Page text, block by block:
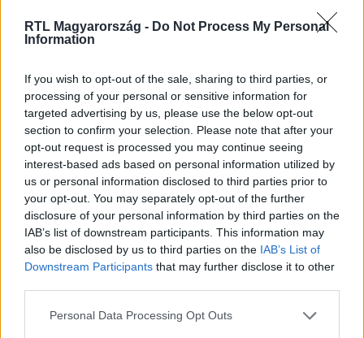
RTL Magyarország - Do Not Process My Personal
Information
If you wish to opt-out of the sale, sharing to third parties, or
processing of your personal or sensitive information for
targeted advertising by us, please use the below opt-out
section to confirm your selection. Please note that after your
opt-out request is processed you may continue seeing
interest-based ads based on personal information utilized by
us or personal information disclosed to third parties prior to
your opt-out. You may separately opt-out of the further
disclosure of your personal information by third parties on the
IAB’s list of downstream participants. This information may
also be disclosed by us to third parties on the IAB’s List of
Downstream Participants that may further disclose it to other
Please note that this website/app uses one or more Google
Personal Data Processing Opt Outs
Itt állítsd be, hogy az RTL.hu az elsők között
Kövess minket, és értesülj a friss hírekről a